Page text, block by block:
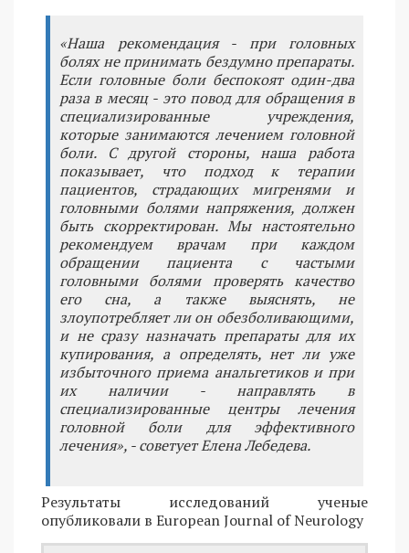
«Наша рекомендация - при головных
болях не принимать бездумно препараты.
Если головные боли беспокоят один-два
раза в месяц - это повод для обращения в
специализированные учреждения,
которые занимаются лечением головной
боли. С другой стороны, наша работа
показывает, что подход к терапии
пациентов, страдающих мигренями и
головными болями напряжения, должен
быть скорректирован. Мы настоятельно
рекомендуем врачам при каждом
обращении пациента с частыми
головными болями проверять качество
его сна, а также выяснять, не
злоупотребляет ли он обезболивающими,
и не сразу назначать препараты для их
купирования, а определять, нет ли уже
избыточного приема анальгетиков и при
их наличии - направлять в
специализированные центры лечения
головной боли для эффективного
лечения», - советует Елена Лебедева.
Результаты исследований ученые
опубликовали в European Journal of Neurology